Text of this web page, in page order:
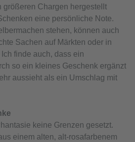
größeren Chargen hergestellt
eine persönliche Note.
stehen, können auch
Sachen auf Märkten oder in
finde auch, dass ein
so ein kleines Geschenk ergänzt
aussieht als ein Umschlag mit
keine Grenzen gesetzt.
einem alten, alt-rosafarbenem